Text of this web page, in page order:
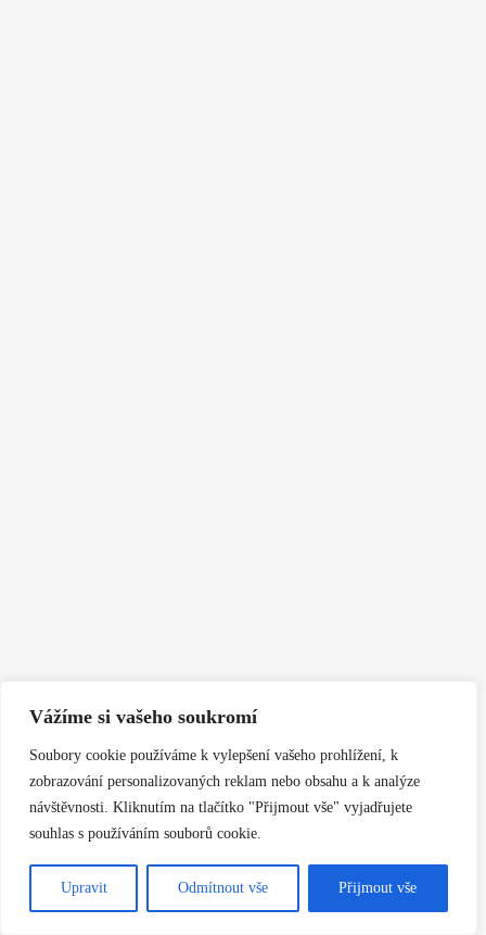
Vážíme si vašeho soukromí
Soubory cookie používáme k vylepšení vašeho prohlížení, k
zobrazování personalizovaných reklam nebo obsahu a k analýze
návštěvnosti. Kliknutím na tlačítko "Přijmout vše" vyjadřujete
souhlas s používáním souborů cookie.
Upravit Odmítnout vše Přijmout vše